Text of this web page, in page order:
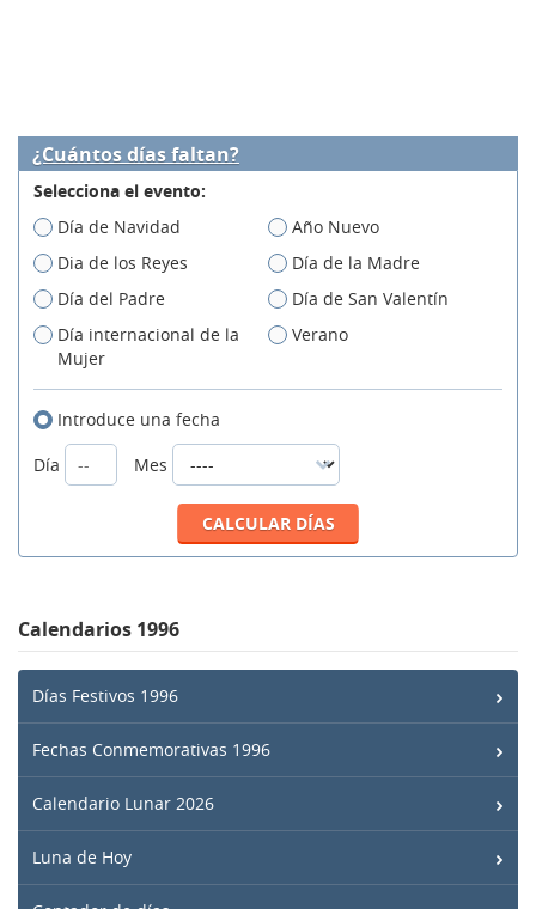
¿Cuántos días faltan?
Selecciona el evento:
Día de Navidad
Año Nuevo
Dia de los Reyes
Día de la Madre
Día del Padre
Día de San Valentín
Día internacional de la
Mujer
Verano
Introduce una fecha
Día
Mes
Calendarios 1996
Días Festivos 1996
Fechas Conmemorativas 1996
Calendario Lunar 2026
Luna de Hoy